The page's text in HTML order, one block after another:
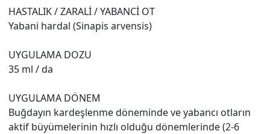
HASTALIK / ZARALİ / YABANCİ OT
Yabani hardal (Sinapis arvensis)
UYGULAMA DOZU
35 ml / da
UYGULAMA DÖNEM
Buğdayın kardeşlenme döneminde ve yabancı otların
aktif büyümelerinin hızlı olduğu dönemlerinde (2-6